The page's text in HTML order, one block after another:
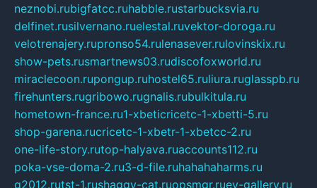
neznobi.rubigfatcc.ruhabble.rustarbucksvia.ru
delfinet.rusilvernano.ruelestal.ruvektor-doroga.ru
velotrenajery.rupronso54.rulenasever.rulovinskix.ru
show-pets.rusmartnews03.rudiscofoxworld.ru
miraclecoon.rupongup.ruhostel65.ruliura.ruglasspb.ru
firehunters.rugribowo.rugnalis.rubulkitula.ru
hometown-france.ru1-xbeticricetc-1-xbetti-5.ru
shop-garena.rucricetc-1-xbetr-1-xbetcc-2.ru
one-life-story.rutop-halyava.ruaccounts112.ru
poka-vse-doma-2.ru3-d-file.ruhahahaharms.ru
g2012.rutst-1.rushaggy-cat.ruopsmgr.ruev-gallery.ru